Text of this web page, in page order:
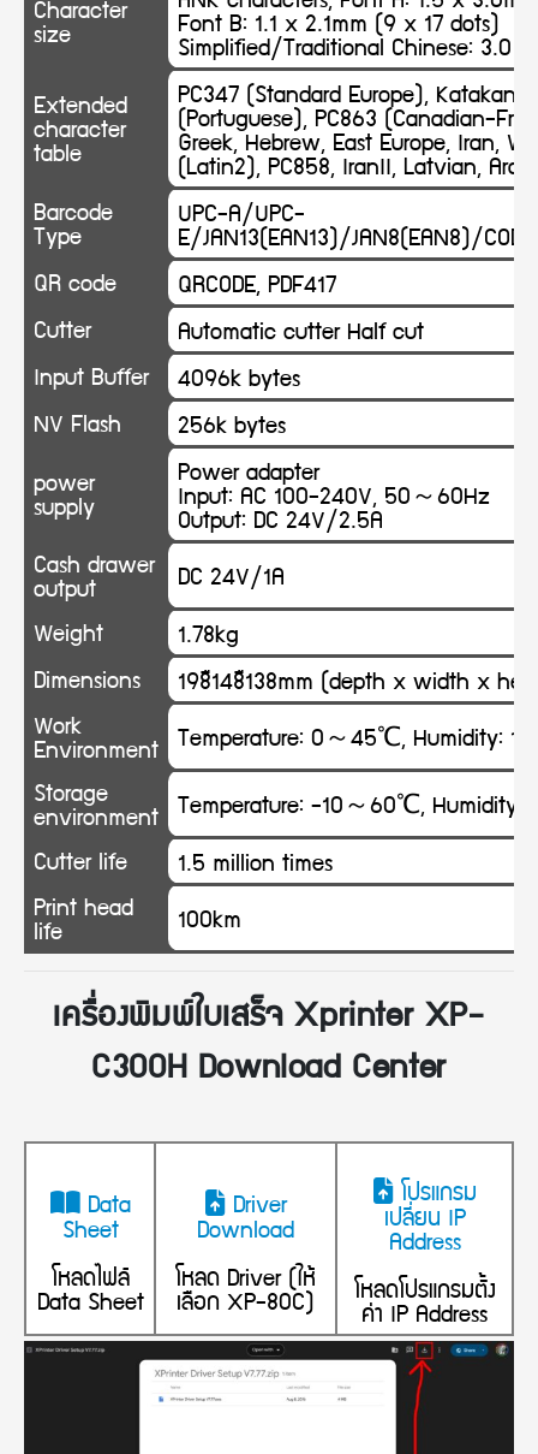
size Font B: 1.1 x 2.1mm (9 x 17 dots)
Simplified/Traditional Chinese: 3.0
Extended
character
table
PC347 (Standard Europe),
(Portuguese), PC863 (Canadian-
Greek, Hebrew, East Europe, Iran,
(Latin2), PC858, IranII, Latvian,
Barcode
Type UPC-A/UPC-
E/JAN13(EAN13)/JAN8(EAN8)/
QR code
QRCODE, PDF417
Cutter
Automatic cutter Half cut
Input Buffer
4096k bytes
NV Flash
256k bytes
power
supply
Power adapter
Input: AC 100-240V, 50～60Hz
Output: DC 24V/2.5A
Cash drawer
output
DC 24V/1A
Weight
1.78kg
Dimensions
198×148×138mm (depth x width x
Work
Environment Temperature: 0～45℃, Humidity:
Storage
environment Temperature: -10～60℃, Humidity:
Cutter life
1.5 million times
Print head
life 100km
เครื่องพิมพ์ใบเสร็จ Xprinter XP-
C300H Download Center
Data
Sheet
โหลดไฟล์
Data Sheet
Driver
Download
โหลด Driver (ให้
เลือก XP-80C)
โปรแกรม
เปลี่ยน IP
Address
โหลดโปรแกรมตั้ง
ค่า IP Address